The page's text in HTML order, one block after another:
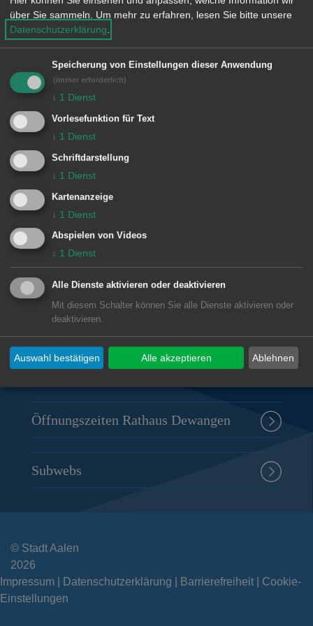
n
2 Treffer
Dienstleistung A-Z
Personalausweis
Dienstleistung A-Z
Reisepass
Unsere Anschrift
Rathaus Dewangen
Fachsenfelder Straße 4
07366 9609-0
Öffnungszeiten Rathaus Dewangen
Subwebs
© Stadt Aalen
2026
Impressum
Datenschutzerklärung Barrierefreiheit
Cookie-
Einstellungen
über Sie sammeln. Um mehr zu erfahren, lesen Sie bitte unsere
Datenschutzerklärung.
Speicherung von Einstellungen dieser Anwendung
(immer erforderlich)
↓ 1 Dienst
Vorlesefunktion für Text
↓ 1 Dienst
Schriftdarstellung
↓ 1 Dienst
Kartenanzeige
↓ 1 Dienst
Abspielen von Videos
↓ 1 Dienst
Alle Dienste aktivieren oder deaktivieren
Mit diesem Schalter können Sie alle Dienste aktivieren oder
deaktivieren.
Ablehnen
Auswahl bestätigen Alle akzeptieren